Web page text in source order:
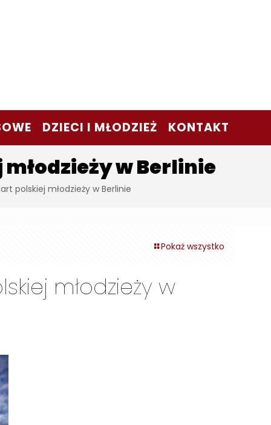
DZIECI I MŁODZIEŻ KONTAKT
w Berlinie
polskiej młodzieży w Berlinie
Pokaż wszystko
młodzieży w